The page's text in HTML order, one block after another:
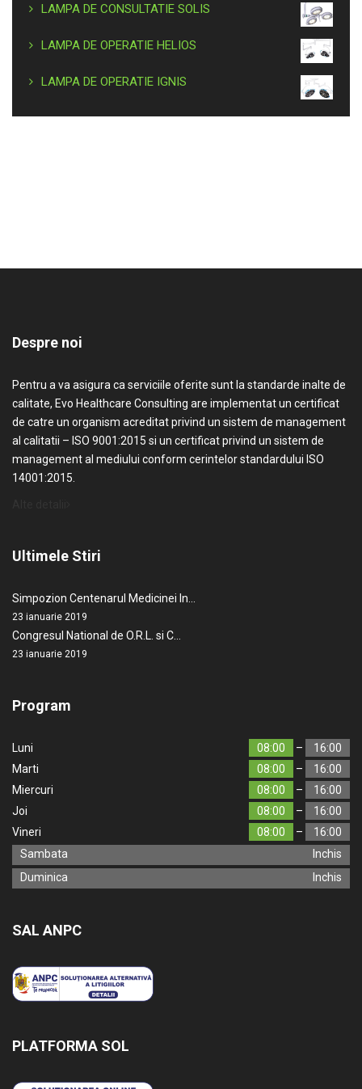
LAMPA DE CONSULTATIE SOLIS
LAMPA DE OPERATIE HELIOS
LAMPA DE OPERATIE IGNIS
Despre noi
Pentru a va asigura ca serviciile oferite sunt la standarde inalte de
calitate, Evo Healthcare Consulting are implementat un certificat
de catre un organism acreditat privind un sistem de management
al calitatii – ISO 9001:2015 si un certificat privind un sistem de
management al mediului conform cerintelor standardului ISO
14001:2015.
Ultimele Stiri
Simpozion Centenarul Medicinei In…
23 ianuarie 2019
Congresul National de O.R.L. si C…
23 ianuarie 2019
Program
Luni 08:00 –
16:00
Marti
08:00 –
16:00
Miercuri
08:00 –
16:00
Joi
08:00 –
16:00
Vineri
08:00 –
16:00
Sambata
Inchis
Duminica
Inchis
SAL ANPC
PLATFORMA SOL